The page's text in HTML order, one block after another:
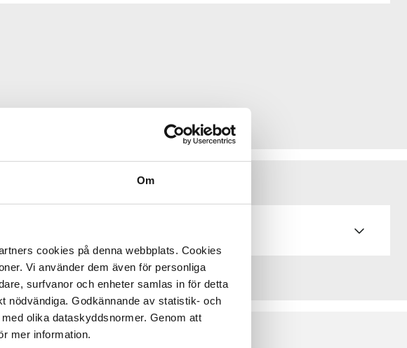
Om
cookies på denna webbplats. Cookies
Vi använder dem även för personliga
surfvanor och enheter samlas in för detta
nödvändiga. Godkännande av statistik- och
olika dataskyddsnormer. Genom att
mer information.